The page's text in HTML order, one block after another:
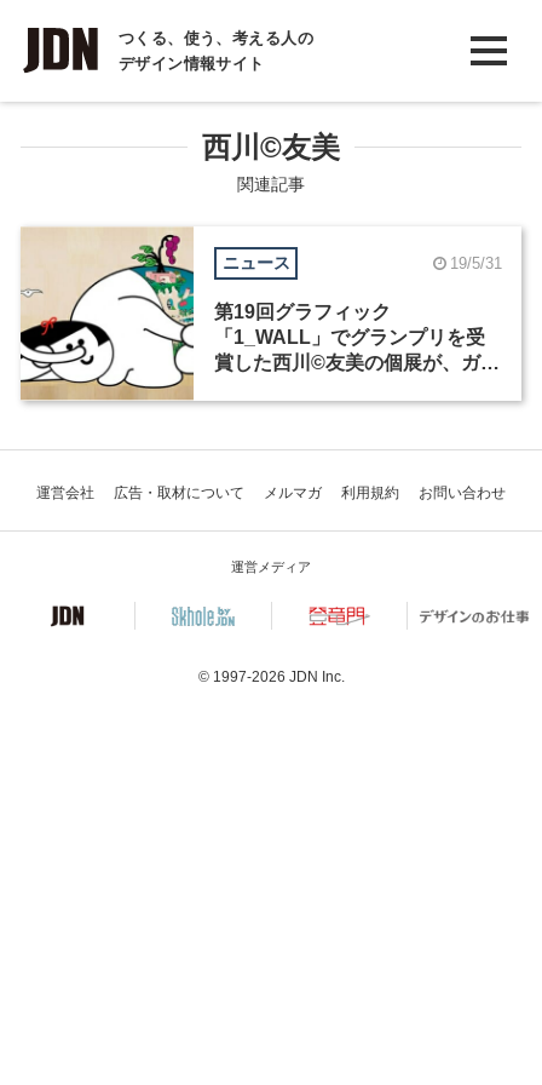
つくる、使う、考える人の
デザイン情報サイト
INTERVIEW
インタビュー
COLUMN
コラム
西川©︎友美
関連記事
ニュース 19/5/31
第19回グラフィック
「1_WALL」でグランプリを受
賞した西川©︎友美の個展が、ガー
運営会社 広告・取材について メルマガ 利用規約 お問い合わせ
運営メディア
© 1997-2026 JDN Inc.